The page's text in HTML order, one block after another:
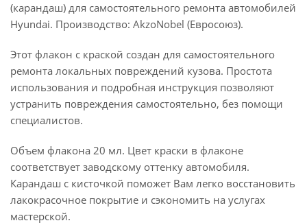
(карандаш) для самостоятельного ремонта автомобилей
Hyundai. Производство: AkzoNobel (Евросоюз).
Этот флакон с краской создан для самостоятельного
ремонта локальных повреждений кузова. Простота
использования и подробная инструкция позволяют
устранить повреждения самостоятельно, без помощи
специалистов.
Объем флакона 20 мл. Цвет краски в флаконе
соответствует заводскому оттенку автомобиля.
Карандаш с кисточкой поможет Вам легко восстановить
лакокрасочное покрытие и сэкономить на услугах
мастерской.